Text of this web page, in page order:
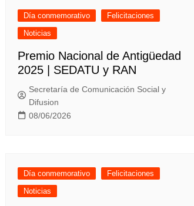
Día conmemorativo
Felicitaciones
Noticias
Premio Nacional de Antigüedad
2025 | SEDATU y RAN
Secretaría de Comunicación Social y
Difusion
08/06/2026
Día conmemorativo
Felicitaciones
Noticias